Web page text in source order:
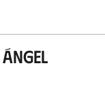
Ángel